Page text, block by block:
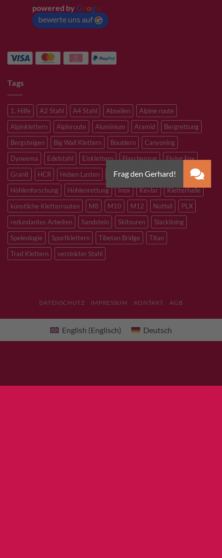
powered by G ogl
bewerte uns auf
Tags
1. Hilfe A2 Stahl A4 Stahl Abseilen
Alpine route
Alpinklettern
Alpinroute Aluminium Aramid
Bergrettung
Bergsteigen
Big Wall Klettern Bouldern
Canyoning
Dyneema
Edelstahl Eisklettern Flaschenzug
Flying Fox
Granit
HCR Heben Lasten Hochtouren
Höhenarbeiten
Höhlenforschung
Höhlenrettung Inox Kevlar
Kletterhalle
künstliche Kletterrouten
M8 M10 M12 Notfall
PLX
redundantes Arbeiten
Sandstein Skitouren
Slacklining
Speleologie
Sportklettern Tibetan Bridge
Titan
Trad Klettern
verzinkter Stahl
DATENSCHUTZ IMPRESSUM KONTAKT AGB
English (Englisch) Deutsch